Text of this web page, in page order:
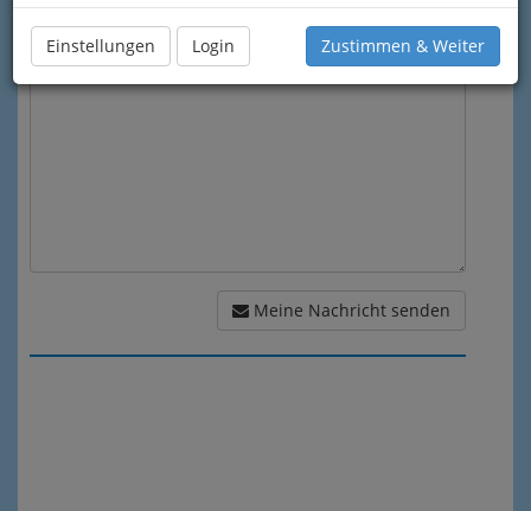
Einstellungen Login Zustimmen & Weiter
Meine Nachricht
Meine Nachricht senden